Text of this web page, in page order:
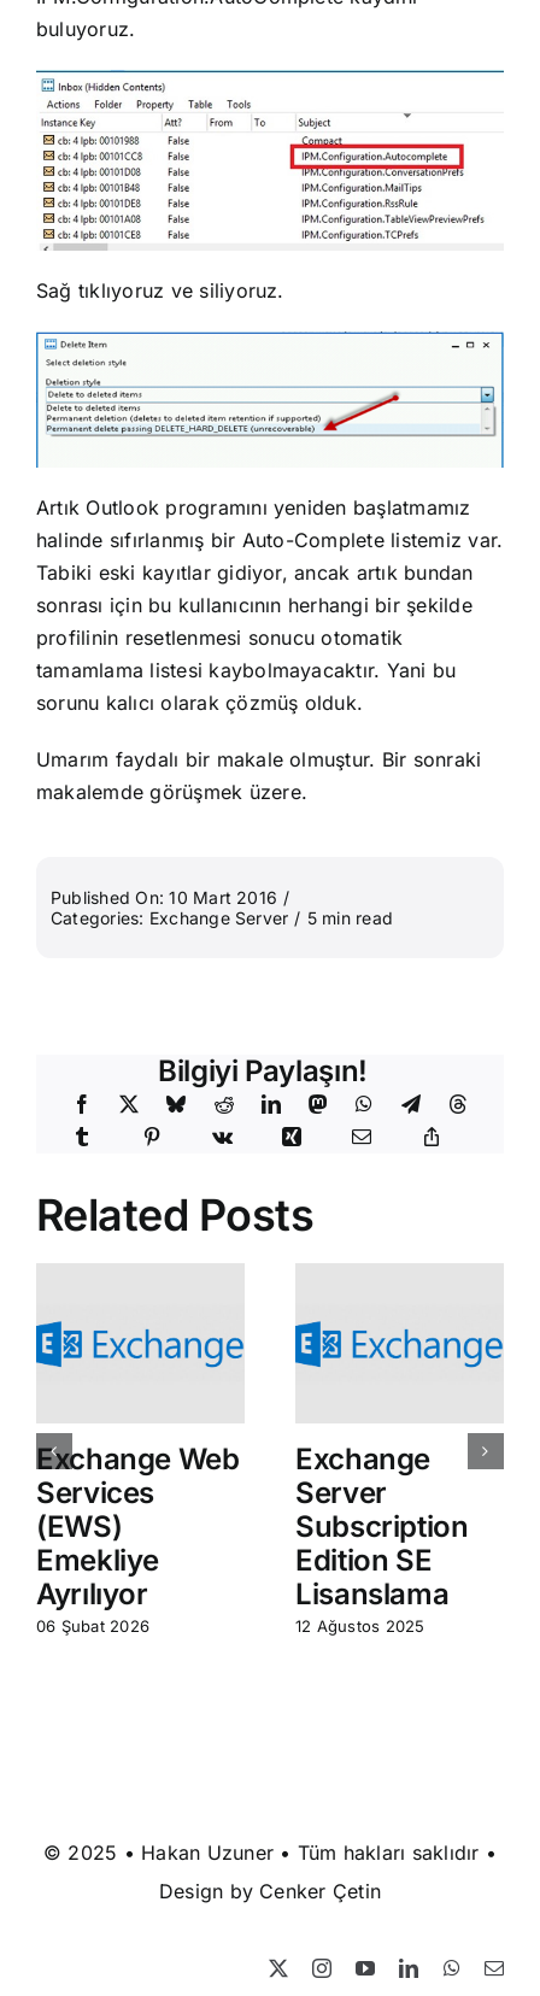
buluyoruz.
Sağ tıklıyoruz ve siliyoruz.
Artık Outlook programını yeniden başlatmamız
halinde sıfırlanmış bir Auto-Complete listemiz var.
Tabiki eski kayıtlar gidiyor, ancak artık bundan
sonrası için bu kullanıcının herhangi bir şekilde
profilinin resetlenmesi sonucu otomatik
tamamlama listesi kaybolmayacaktır. Yani bu
sorunu kalıcı olarak çözmüş olduk.
Umarım faydalı bir makale olmuştur. Bir sonraki
makalemde görüşmek üzere.
Published On: 10 Mart 2016 /
Categories: Exchange Server / 5 min read
Bilgiyi Paylaşın!
Related Posts
Exchange Web
Services
(EWS)
Emekliye
Ayrılıyor
06 Şubat 2026
Exchange
Server
Subscription
Edition SE
Lisanslama
12 Ağustos 2025
© 2025 • Hakan Uzuner • Tüm hakları saklıdır •
Design by Cenker Çetin